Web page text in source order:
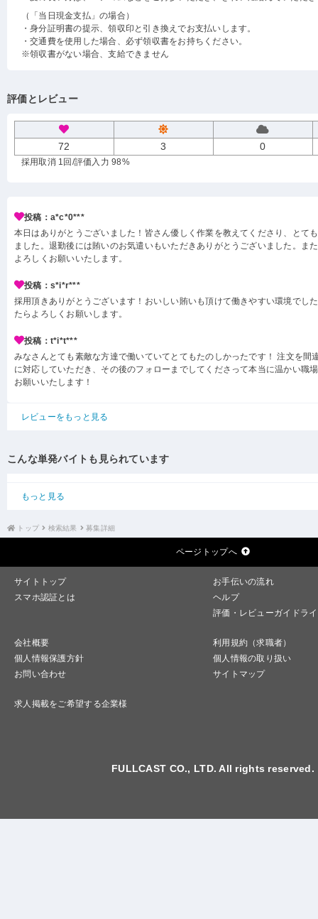
（「当日現金支払」の場合）
・身分証明書の提示、領収印と引き換えでお支払いします。
・交通費を使用した場合、必ず領収書をお持ちください。
※領収書がない場合、支給できません
評価とレビュー
72 3 0
採用取消 1回 /評価入力 98%
投稿：a*c*0***
本日はありがとうございました！皆さん優しく作業を教えてくださり、とて
ました。退勤後には賄いのお気遣いもいただきありがとうございました。ま
よろしくお願いいたします。
投稿：s*i*r***
採用頂きありがとうございます！おいしい賄いも頂けて働きやすい環境でし
たらよろしくお願いします。
投稿：t*i*t***
みなさんとても素敵な方達で働いていてとてもたのしかったです！ 注文を間
に対応していただき、その後のフォローまでしてくださって本当に温かい職
お願いいたします！
レビューをもっと見る
こんな単発バイトも見られています
もっと見る
トップ 検索結果 募集詳細
ページトップへ
サイトトップ
お手伝いの流れ
スマホ認証とは
ヘルプ
評価・レビューガイドラ
会社概要
利用規約（求職者）
個人情報保護方針
個人情報の取り扱い
お問い合わせ
サイトマップ
求人掲載をご希望する企業様
FULLCAST CO., LTD. All rights reserved.